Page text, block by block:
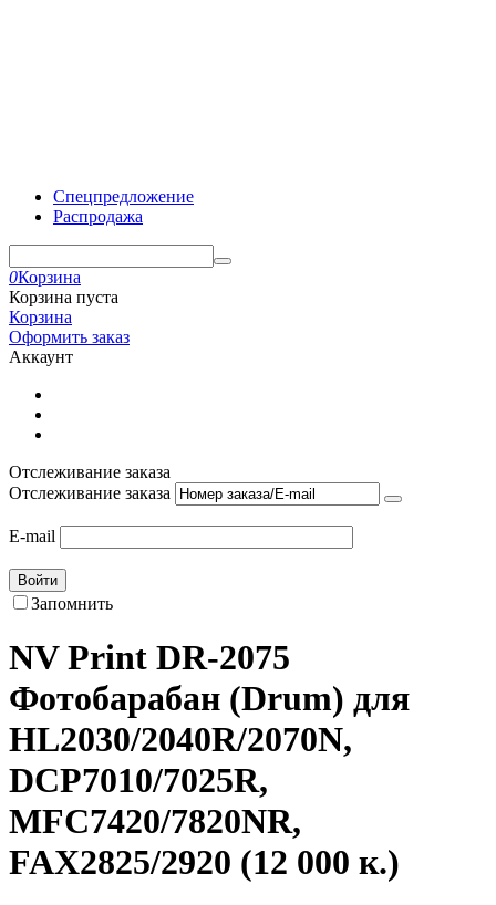
Спецпредложение
Распродажа
0Корзина
Корзина пуста
Корзина
Оформить заказ
Аккаунт
Отслеживание заказа
Отслеживание заказа
E-mail
Войти
Запомнить
NV Print DR-2075
Фотобарабан (Drum) для
HL2030/2040R/2070N,
DCP7010/7025R,
MFC7420/7820NR,
FAX2825/2920 (12 000 к.)